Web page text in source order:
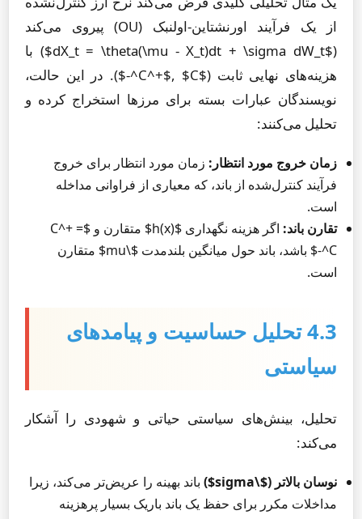
از یک فرآیند اورنشتاین-اولنبک (OU) پیروی می‌کند
($dX_t = \theta(\mu - X_t)dt + \sigma dW_t$) با
هزینه‌های نهایی ثابت ($C^+$, $C^-$). در این حالت،
نویسندگان عبارات بسته برای مرزها استخراج کرده و
تحلیل می‌کنند:
زمان خروج مورد انتظار: زمان مورد انتظار برای خروج
فرآیند کنترل‌شده از باند، که معیاری از فراوانی مداخله
است.
تقارن باند:
اگر هزینه نگهداری $h(x)$ متقارن و $C^+ =
C^-$ باشد، باند حول میانگین بلندمدت $\mu$ متقارن
است.
4.3 تحلیل حساسیت و پیامدهای
سیاستی
تحلیل، بینش‌های سیاستی حیاتی و شهودی را آشکار
می‌کند:
نوسان بالاتر ($\sigma$)
باند بهینه را عریض‌تر می‌کند، زیرا
مداخلات مکرر برای حفظ یک باند باریک بسیار پرهزینه